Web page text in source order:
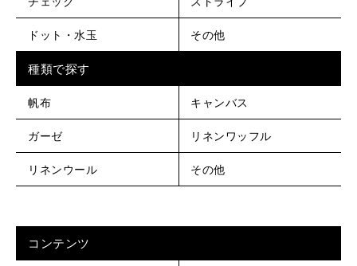
ドット・水玉 その他
種類で探す
帆布 キャンバス
ガーゼ リネンワッフル
リネンウール その他
コンテンツ